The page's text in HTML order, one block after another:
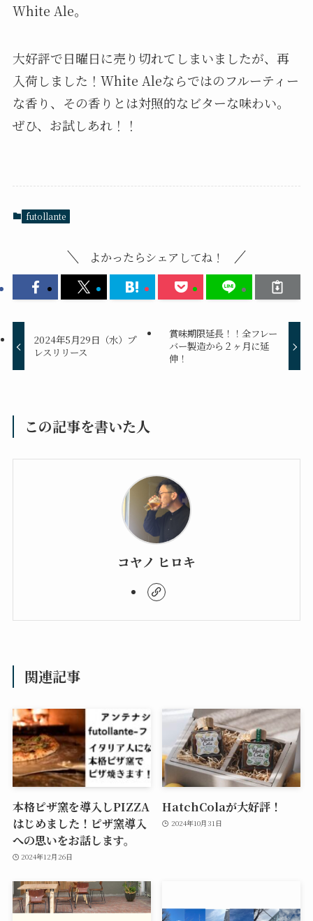
White Ale。
大好評で日曜日に売り切れてしまいましたが、再
入荷しました！White Aleならではのフルーティー
な香り、その香りとは対照的なビターな味わい。
ぜひ、お試しあれ！！
futollante
よかったらシェアしてね！
2024年5月29日（水）プ
レスリリース
賞味期限延長！！全フレー
バー製造から２ヶ月に延
伸！
この記事を書いた人
コヤノ ヒロキ
関連記事
本格ピザ窯を導入しPIZZA
はじめました！ピザ窯導入
への思いをお話します。
2024年12月26日
HatchColaが大好評！
2024年10月31日